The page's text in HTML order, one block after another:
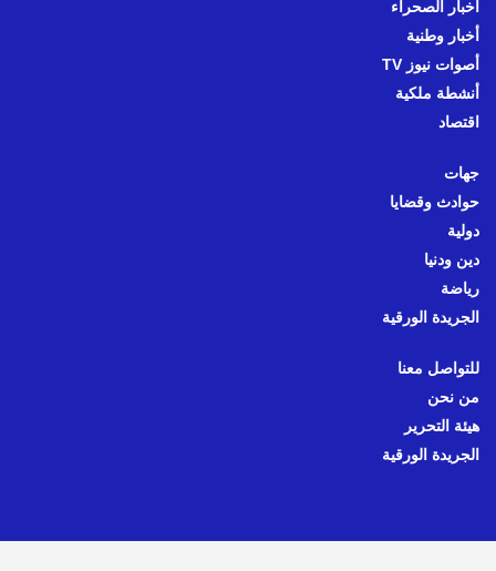
أخبار الصحراء
أخبار وطنية
أصوات نيوز TV
أنشطة ملكية
اقتصاد
جهات
حوادث وقضايا
دولية
دين ودنيا
رياضة
الجريدة الورقية
للتواصل معنا
من نحن
هيئة التحرير
الجريدة الورقية